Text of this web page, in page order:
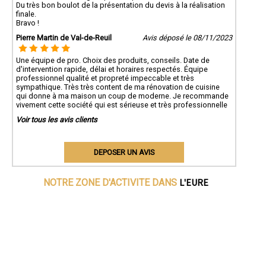
Du très bon boulot de la présentation du devis à la réalisation
finale.
Bravo !
Pierre Martin de Val-de-Reuil
Avis déposé le 08/11/2023
Une équipe de pro. Choix des produits, conseils. Date de
d'intervention rapide, délai et horaires respectés. Équipe
professionnel qualité et propreté impeccable et très
sympathique. Très très content de ma rénovation de cuisine
qui donne à ma maison un coup de moderne. Je recommande
vivement cette société qui est sérieuse et très professionnelle
Voir tous les avis clients
DEPOSER UN AVIS
NOTRE ZONE D'ACTIVITE DANS L'EURE